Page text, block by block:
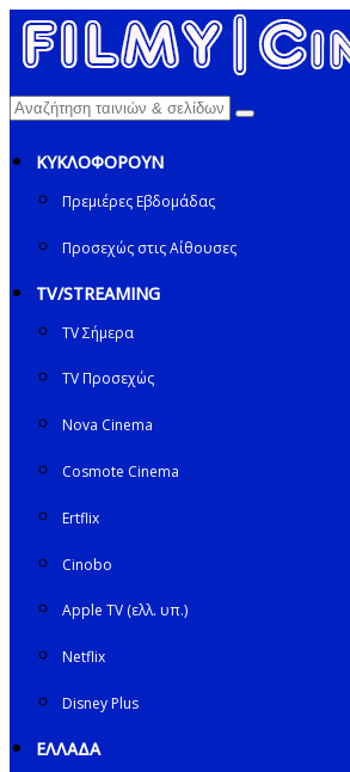
ΚΥΚΛΟΦΟΡΟΥΝ
Πρεμιέρες Εβδομάδας
Προσεχώς στις Αίθουσες
TV/STREAMING
TV Σήμερα
TV Προσεχώς
Nova Cinema
Cosmote Cinema
Ertflix
Cinobo
Apple TV (ελλ. υπ.)
Netflix
Disney Plus
ΕΛΛΑΔΑ